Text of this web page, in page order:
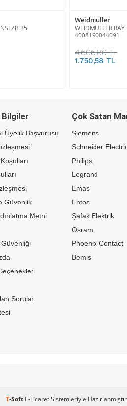
ZB 35
Weidmüller
WEIDMULLER RAY
4008190044091
4.606,80 TL
1.750,58 TL
Bilgiler
Üyelik Başvurusu
Güvenlik
Metni
Güvenliği
Sorular
Çok Satan
Siemens
Schneider
Philips
Legrand
Emas
Entes
Şafak Elektrik
Osram
Phoenix Contact
Bemis
T-Soft E-TicaretSistemleriyle